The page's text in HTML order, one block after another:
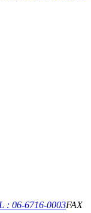
: 06-6716-0003FAX